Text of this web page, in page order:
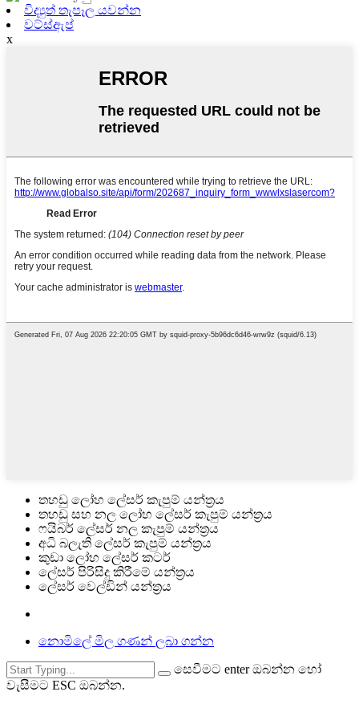
විද්‍යුත් තැපෑල යවන්න
වට්ස්ඇප්
x
තහඩු ලෝහ ලේසර් කැපුම් යන්ත්‍රය
තහඩු සහ නල ලෝහ ලේසර් කැපුම් යන්ත්‍රය
ෆයිබර් ලේසර් නල කැපුම් යන්ත්‍රය
අධි බලැති ලේසර් කැපුම් යන්ත්‍රය
කුඩා ලෝහ ලේසර් කටර්
ලේසර් පිරිසිදු කිරීමේ යන්ත්‍රය
ලේසර් වෙල්ඩින් යන්ත්‍රය
නොමිලේ මිල ගණන් ලබා ගන්න
සෙවීමට enter ඔබන්න හෝ
වැසීමට ESC ඔබන්න.